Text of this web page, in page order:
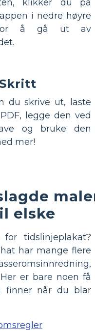
klikker du på
i nedre høyre
for å gå ut av
du skrive ut, laste
legge den ved
og bruke den
mer!
elske
tidslinjeplakat?
har mange flere
er bare noen få
finner når du blar